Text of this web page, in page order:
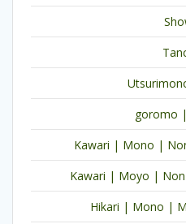
goromo
Kawari | Mono |
Kawari | Moyo |
Hikari | Mono |